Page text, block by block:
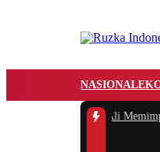
NASIONAL
Muhammad Ali Memimpin